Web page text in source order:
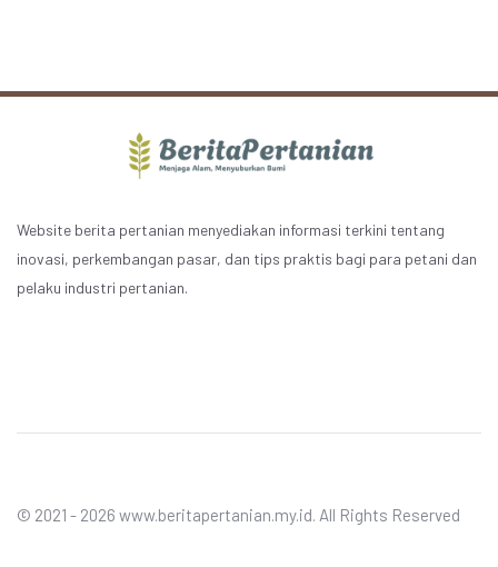
Website berita pertanian menyediakan informasi terkini tentang
inovasi, perkembangan pasar, dan tips praktis bagi para petani dan
pelaku industri pertanian.
© 2021 - 2026 www.beritapertanian.my.id. All Rights Reserved